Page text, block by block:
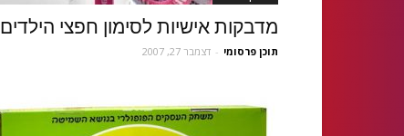
מדבקות אישיות לסימון חפצי הילדים
תוכן פרסומי - דצמבר 27, 2007